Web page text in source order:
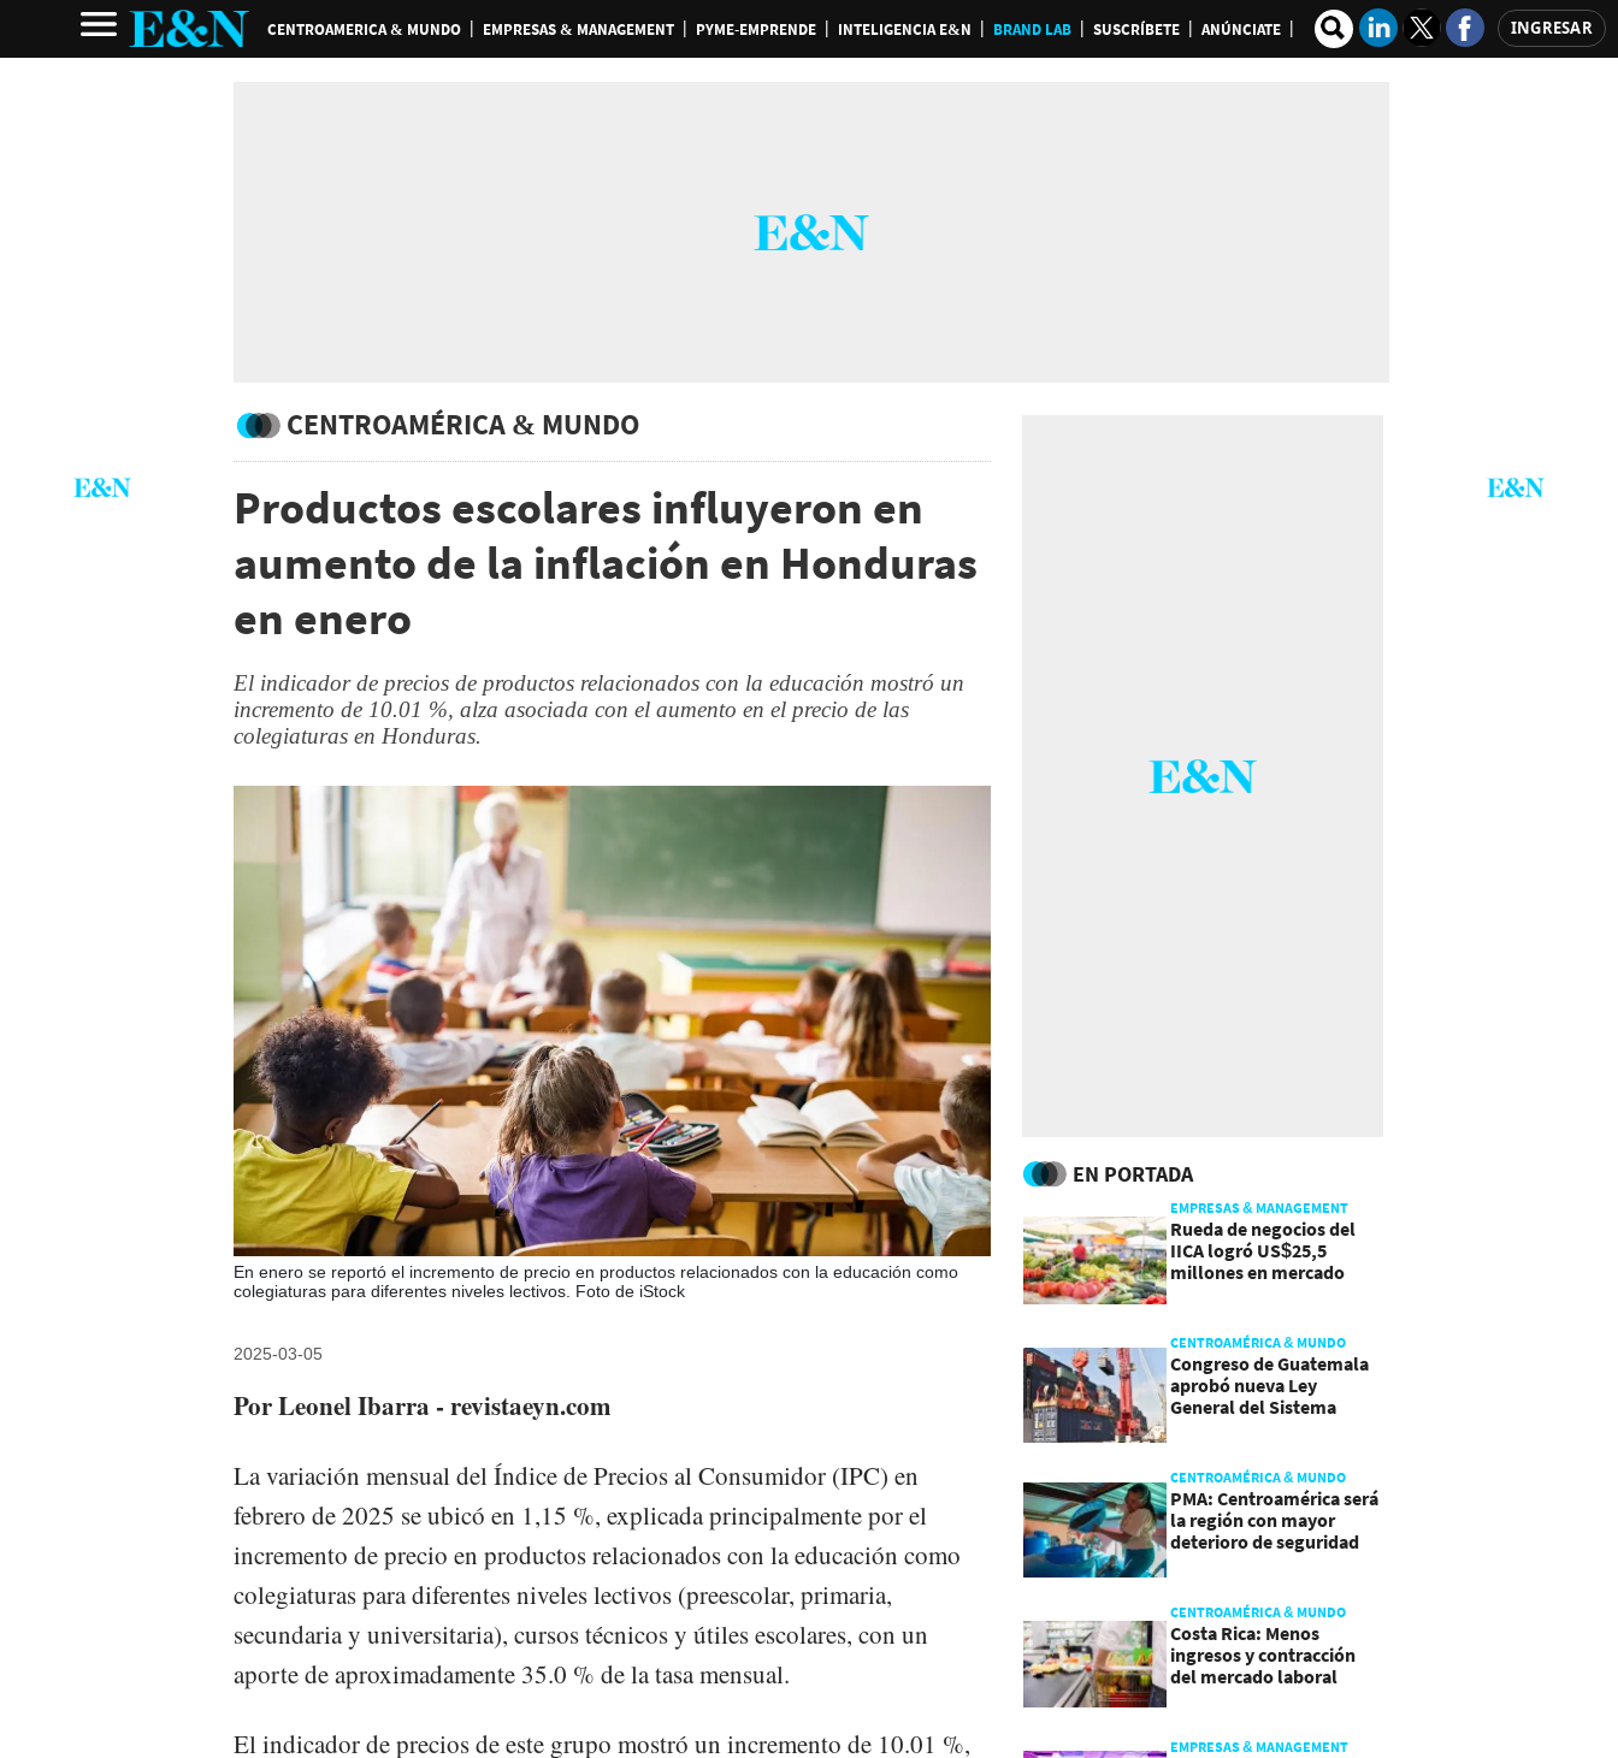
CENTROAMERICA & MUNDO EMPRESAS & MANAGEMENT PYME-EMPRENDE INTELIGENCIA E&N BRAND LAB SUSCRÍBETE ANÚNCIATE INGRESAR
CENTROAMÉRICA & MUNDO
Productos escolares influyeron en
aumento de la inflación en Honduras
en enero
El indicador de precios de productos relacionados con la educación mostró un
incremento de 10.01 %, alza asociada con el aumento en el precio de las
colegiaturas en Honduras.
En enero se reportó el incremento de precio en productos relacionados con la educación como
colegiaturas para diferentes niveles lectivos. Foto de iStock
2025-03-05
Por Leonel Ibarra - revistaeyn.com
La variación mensual del Índice de Precios al Consumidor (IPC) en
febrero de 2025 se ubicó en 1,15 %, explicada principalmente por el
incremento de precio en productos relacionados con la educación como
colegiaturas para diferentes niveles lectivos (preescolar, primaria,
secundaria y universitaria), cursos técnicos y útiles escolares, con un
aporte de aproximadamente 35.0 % de la tasa mensual.
El indicador de precios de este grupo mostró un incremento de 10.01 %,
EN PORTADA
EMPRESAS & MANAGEMENT
Rueda de negocios del
IICA logró US$25,5
millones en mercado
CENTROAMÉRICA & MUNDO
Congreso de Guatemala
aprobó nueva Ley
General del Sistema
CENTROAMÉRICA & MUNDO
PMA: Centroamérica será
la región con mayor
deterioro de seguridad
CENTROAMÉRICA & MUNDO
Costa Rica: Menos
ingresos y contracción
del mercado laboral
EMPRESAS & MANAGEMENT